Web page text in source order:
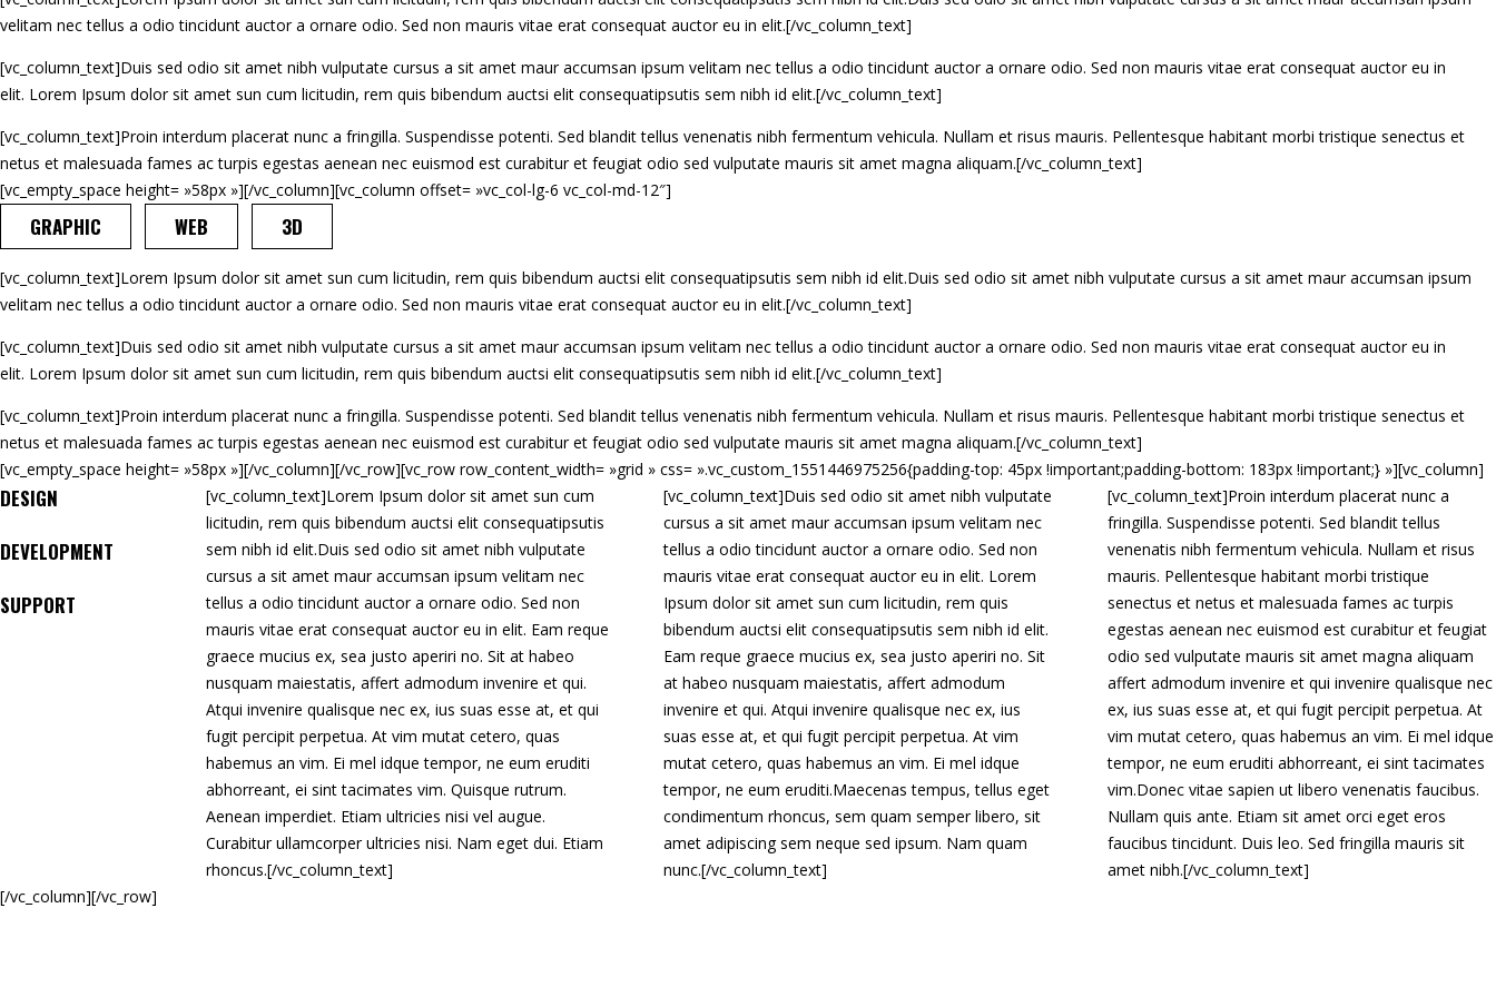
velitam nec tellus a odio tincidunt auctor a ornare odio. Sed non mauris vitae erat consequat auctor eu in elit.[/vc_column_text]
[vc_column_text]Duis sed odio sit amet nibh vulputate cursus a sit amet maur accumsan ipsum velitam nec tellus a odio tincidunt auctor a ornare odio. Sed non mauris vitae erat consequat auctor eu in
elit. Lorem Ipsum dolor sit amet sun cum licitudin, rem quis bibendum auctsi elit consequatipsutis sem nibh id elit.[/vc_column_text]
[vc_column_text]Proin interdum placerat nunc a fringilla. Suspendisse potenti. Sed blandit tellus venenatis nibh fermentum vehicula. Nullam et risus mauris. Pellentesque habitant morbi tristique senectus et
netus et malesuada fames ac turpis egestas aenean nec euismod est curabitur et feugiat odio sed vulputate mauris sit amet magna aliquam.[/vc_column_text]
[vc_empty_space height= »58px »][/vc_column][vc_column offset= »vc_col-lg-6 vc_col-md-12″]
GRAPHIC WEB 3D
[vc_column_text]Lorem Ipsum dolor sit amet sun cum licitudin, rem quis bibendum auctsi elit consequatipsutis sem nibh id elit.Duis sed odio sit amet nibh vulputate cursus a sit amet maur accumsan ipsum
velitam nec tellus a odio tincidunt auctor a ornare odio. Sed non mauris vitae erat consequat auctor eu in elit.[/vc_column_text]
[vc_column_text]Duis sed odio sit amet nibh vulputate cursus a sit amet maur accumsan ipsum velitam nec tellus a odio tincidunt auctor a ornare odio. Sed non mauris vitae erat consequat auctor eu in
elit. Lorem Ipsum dolor sit amet sun cum licitudin, rem quis bibendum auctsi elit consequatipsutis sem nibh id elit.[/vc_column_text]
[vc_column_text]Proin interdum placerat nunc a fringilla. Suspendisse potenti. Sed blandit tellus venenatis nibh fermentum vehicula. Nullam et risus mauris. Pellentesque habitant morbi tristique senectus et
netus et malesuada fames ac turpis egestas aenean nec euismod est curabitur et feugiat odio sed vulputate mauris sit amet magna aliquam.[/vc_column_text]
[vc_empty_space height= »58px »][/vc_column][/vc_row][vc_row row_content_width= »grid » css= ».vc_custom_1551446975256{padding-top: 45px !important;padding-bottom: 183px !important;} »][vc_column]
DESIGN
DEVELOPMENT
SUPPORT
[vc_column_text]Lorem Ipsum dolor sit amet sun cum
licitudin, rem quis bibendum auctsi elit consequatipsutis
sem nibh id elit.Duis sed odio sit amet nibh vulputate
cursus a sit amet maur accumsan ipsum velitam nec
tellus a odio tincidunt auctor a ornare odio. Sed non
mauris vitae erat consequat auctor eu in elit. Eam reque
graece mucius ex, sea justo aperiri no. Sit at habeo
nusquam maiestatis, affert admodum invenire et qui.
Atqui invenire qualisque nec ex, ius suas esse at, et qui
fugit percipit perpetua. At vim mutat cetero, quas
habemus an vim. Ei mel idque tempor, ne eum eruditi
abhorreant, ei sint tacimates vim. Quisque rutrum.
Aenean imperdiet. Etiam ultricies nisi vel augue.
Curabitur ullamcorper ultricies nisi. Nam eget dui. Etiam
rhoncus.[/vc_column_text]
[vc_column_text]Duis sed odio sit amet nibh vulputate
cursus a sit amet maur accumsan ipsum velitam nec
tellus a odio tincidunt auctor a ornare odio. Sed non
mauris vitae erat consequat auctor eu in elit. Lorem
Ipsum dolor sit amet sun cum licitudin, rem quis
bibendum auctsi elit consequatipsutis sem nibh id elit.
Eam reque graece mucius ex, sea justo aperiri no. Sit
at habeo nusquam maiestatis, affert admodum
invenire et qui. Atqui invenire qualisque nec ex, ius
suas esse at, et qui fugit percipit perpetua. At vim
mutat cetero, quas habemus an vim. Ei mel idque
tempor, ne eum eruditi.Maecenas tempus, tellus eget
condimentum rhoncus, sem quam semper libero, sit
amet adipiscing sem neque sed ipsum. Nam quam
nunc.[/vc_column_text]
[vc_column_text]Proin interdum placerat nunc a
fringilla. Suspendisse potenti. Sed blandit tellus
venenatis nibh fermentum vehicula. Nullam et risus
mauris. Pellentesque habitant morbi tristique
senectus et netus et malesuada fames ac turpis
egestas aenean nec euismod est curabitur et feugiat
odio sed vulputate mauris sit amet magna aliquam
affert admodum invenire et qui invenire qualisque nec
ex, ius suas esse at, et qui fugit percipit perpetua. At
vim mutat cetero, quas habemus an vim. Ei mel idque
tempor, ne eum eruditi abhorreant, ei sint tacimates
vim.Donec vitae sapien ut libero venenatis faucibus.
Nullam quis ante. Etiam sit amet orci eget eros
faucibus tincidunt. Duis leo. Sed fringilla mauris sit
amet nibh.[/vc_column_text]
[/vc_column][/vc_row]